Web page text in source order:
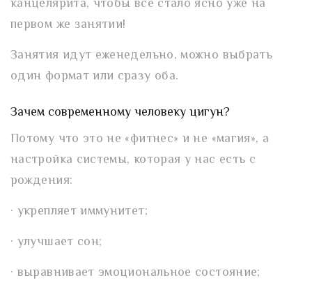
первом же занятии!
Занятия идут еженедельно, можно выбрать
один формат или сразу оба.
Зачем современному человеку цигун?
Потому что это не «фитнес» и не «магия», а
настройка системы, которая у нас есть с
рождения:
· укрепляет иммунитет;
· улучшает сон;
· выравнивает эмоциональное состояние;